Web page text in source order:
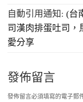
自動引用通知: (台
司漢肉排蛋吐司，
愛分享
發佈留言
發佈留言必須填寫的電子郵